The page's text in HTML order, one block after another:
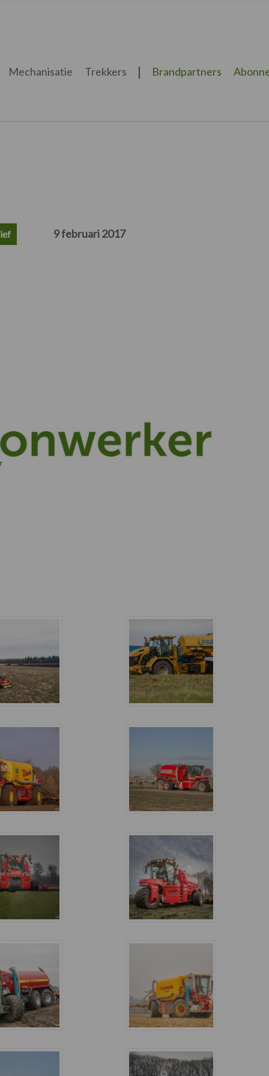
Mechanisatie Trekkers Brandpartners
9 februari 2017